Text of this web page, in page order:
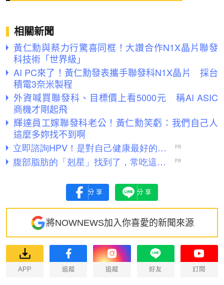
相關新聞
黃仁勳與蔡力行驚喜同框！大讚合作N1X晶片聯發
科技術「世界級」
AI PC來了！黃仁勳發表攜手聯發科N1X晶片 採台
積電3奈米製程
外資喊買聯發科、目標價上看5000元 稱AI ASIC
商機才剛起飛
輝達員工嫁聯發科老公！黃仁勳笑虧：我們自己人
這麼多妳找不到啊
分享 分享
將NOWNEWS加入你喜愛的新聞來源
APP 追蹤 追蹤 好友 訂閱